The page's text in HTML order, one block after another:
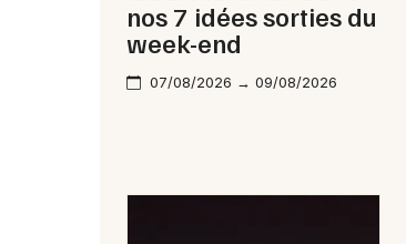
nos 7 idées sorties du
week-end
07/08/2026 → 09/08/2026